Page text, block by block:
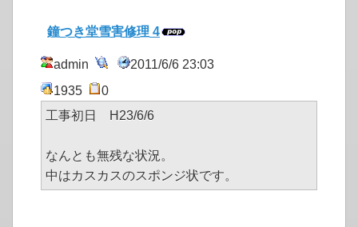
鐘つき堂雪害修理 4
admin
2011/6/6 23:03
1935
0
工事初日 H23/6/6
なんとも無残な状況。
中はカスカスのスポンジ状です。